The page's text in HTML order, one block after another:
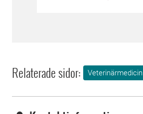
Relaterade sidor: Veterinärmedicin